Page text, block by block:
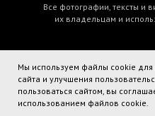
Все фотографии, тексты и
их владельцам и
Мы используем файлы cookie для
сайта и улучшения
пользоваться сайтом, вы
использованием файлов cookie.
Made on